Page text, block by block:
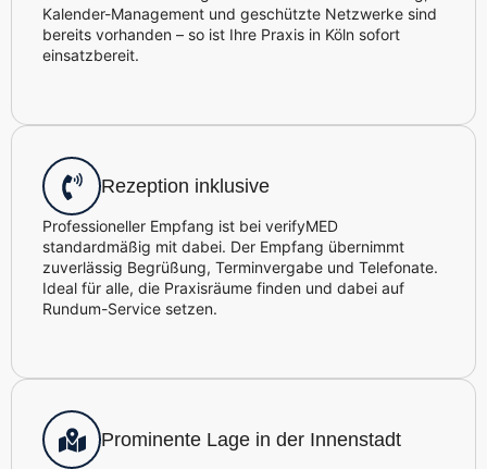
Kalender-Management und geschützte Netzwerke sind
bereits vorhanden – so ist Ihre Praxis in Köln sofort
einsatzbereit.
Rezeption inklusive
Professioneller Empfang ist bei verifyMED
standardmäßig mit dabei. Der Empfang übernimmt
zuverlässig Begrüßung, Terminvergabe und Telefonate.
Ideal für alle, die Praxisräume finden und dabei auf
Rundum-Service setzen.
Prominente Lage in der Innenstadt